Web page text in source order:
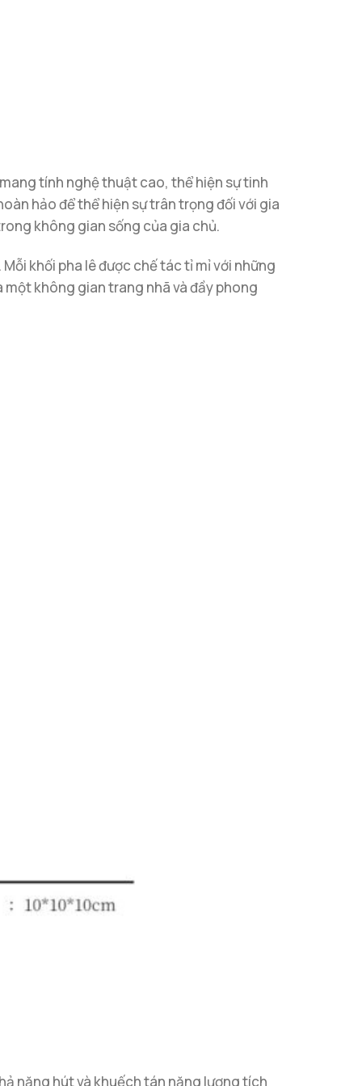
tính nghệ thuật cao, thể hiện sự tinh
hảo để thể hiện sự trân trọng đối với gia
không gian sống của gia chủ.
khối pha lê được chế tác tỉ mỉ với những
không gian trang nhã và đầy phong
năng hút và khuếch tán năng lượng tích